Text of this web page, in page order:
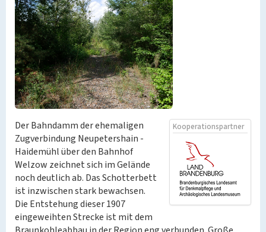
Kooperationspartner
Der Bahndamm der ehemaligen
Zugverbindung Neupetershain -
Haidemühl über den Bahnhof
Welzow zeichnet sich im Gelände
noch deutlich ab. Das Schotterbett
ist inzwischen stark bewachsen.
Die Entstehung dieser 1907
eingeweihten Strecke ist mit dem